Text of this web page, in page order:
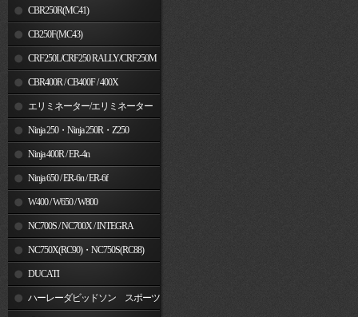
CBR250R(MC41)
CB250F(MC43)
CRF250L/CRF250 RALLY/CRF250M
CBR400R / CB400F / 400X
エリミネーター/エリミネーター
SE Ninja 250・Ninja 250R・Z250
Ninja 400R / ER-4n
Ninja 650 / ER-6n / ER-6f
W400 / W650 / W800
NC700S / NC700X / INTEGRA
NC750X(RC90)・NC750S(RC88)
DUCATI
ハーレーダビッドソン スポーツ